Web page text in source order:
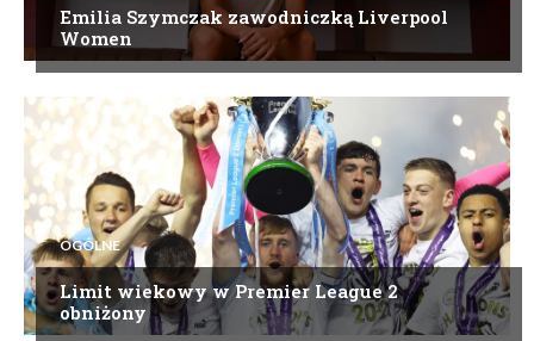
Emilia Szymczak zawodniczką Liverpool
Women
OGÓLNE
Limit wiekowy w Premier League 2
obniżony